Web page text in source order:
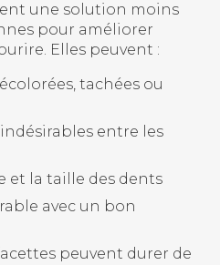
une solution moins
pour améliorer
Elles peuvent :
tachées ou
entre les
et la taille des dents
avec un bon
peuvent durer de